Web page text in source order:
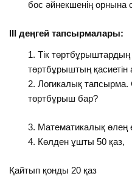
бос әйнекшенің орнына
ІІІ деңгей
Тік төртбұрыштардың
төртбұрыштың қасиетін
Логикалық
төртбұрыш бар?
Математикалық өлең
Көлден ұшты 50 қаз,
Қайтып қонды 20 қаз